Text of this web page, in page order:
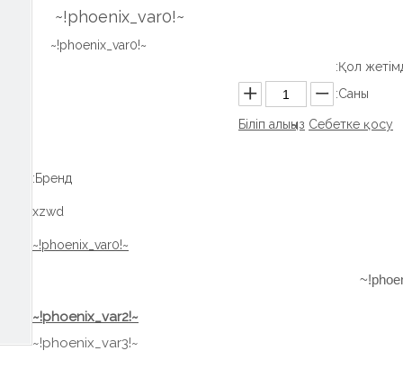
~!phoenix_var0!~
~!phoenix_var0!~
Қол
Саны:
Біліп алыңыз Себетке қосу
Бренд:
xzwd
~!phoenix_var0!~
~!phoenix_var2!~
~!phoenix_var3!~